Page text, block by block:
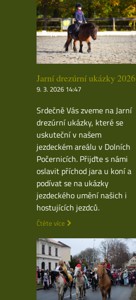
Jarní drezúrní ukázky 2026
9. 3. 2026 14:47
Srdečně Vás zveme na Jarní
drezúrní ukázky, které se
uskuteční v našem
jezdeckém areálu v Dolních
Počernicích. Přijďte s námi
oslavit příchod jara u koní a
podívat se na ukázky
jezdeckého umění našich i
hostujících jezdců.
Čtěte více